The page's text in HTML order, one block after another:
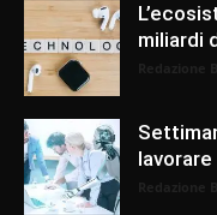
miliardi